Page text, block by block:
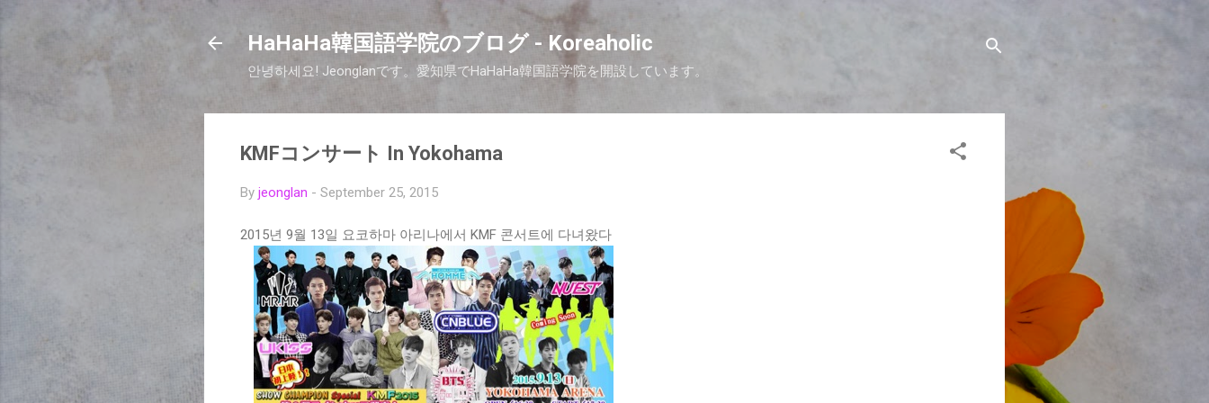
Skip to main content
HaHaHa韓国語学院のブログ - Koreaholic
안녕하세요! Jeonglanです。愛知県でHaHaHa韓国語学院を開設しています。
KMFコンサート In Yokohama
By jeonglan - September 25, 2015
2015년 9월 13일 요코하마 아리나에서 KMF 콘서트에 다녀왔다